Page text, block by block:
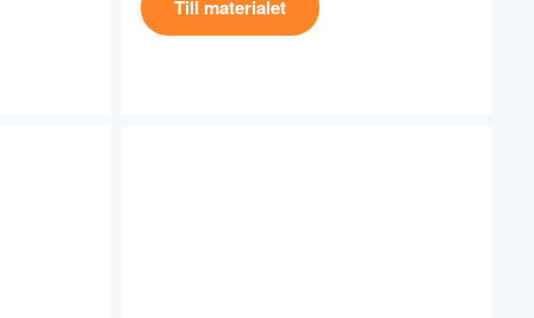
Till materialet